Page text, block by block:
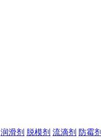
润滑剂 脱模剂 流滴剂 防霉剂